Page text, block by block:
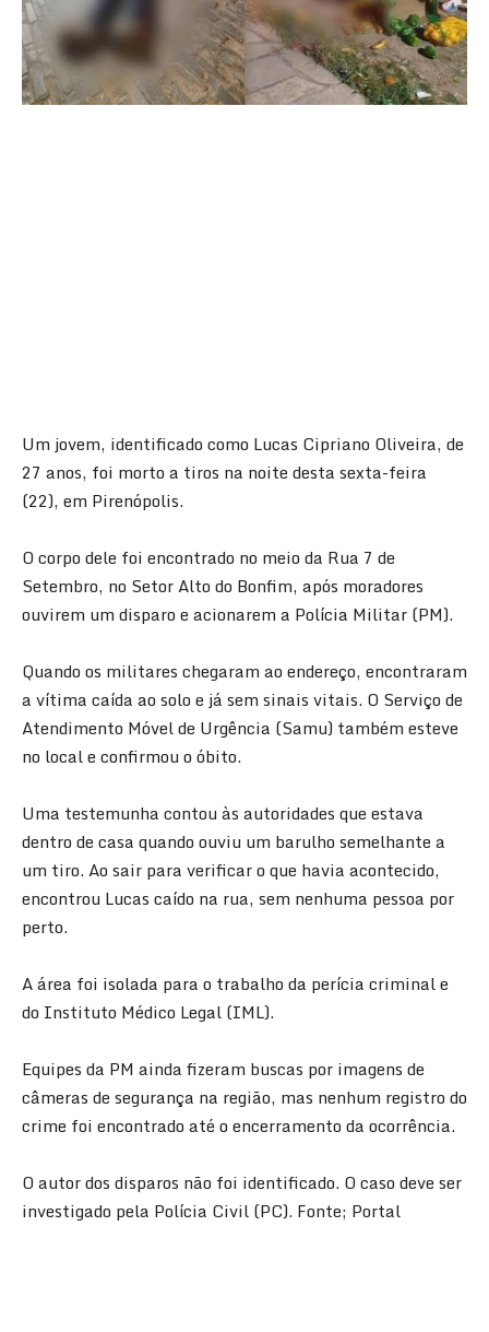
Um jovem, identificado como Lucas Cipriano Oliveira, de
27 anos, foi morto a tiros na noite desta sexta-feira
(22), em Pirenópolis.
O corpo dele foi encontrado no meio da Rua 7 de
Setembro, no Setor Alto do Bonfim, após moradores
ouvirem um disparo e acionarem a Polícia Militar (PM).
Quando os militares chegaram ao endereço, encontraram
a vítima caída ao solo e já sem sinais vitais. O Serviço de
Atendimento Móvel de Urgência (Samu) também esteve
no local e confirmou o óbito.
Uma testemunha contou às autoridades que estava
dentro de casa quando ouviu um barulho semelhante a
um tiro. Ao sair para verificar o que havia acontecido,
encontrou Lucas caído na rua, sem nenhuma pessoa por
perto.
A área foi isolada para o trabalho da perícia criminal e
do Instituto Médico Legal (IML).
Equipes da PM ainda fizeram buscas por imagens de
câmeras de segurança na região, mas nenhum registro do
crime foi encontrado até o encerramento da ocorrência.
O autor dos disparos não foi identificado. O caso deve ser
investigado pela Polícia Civil (PC). Fonte; Portal